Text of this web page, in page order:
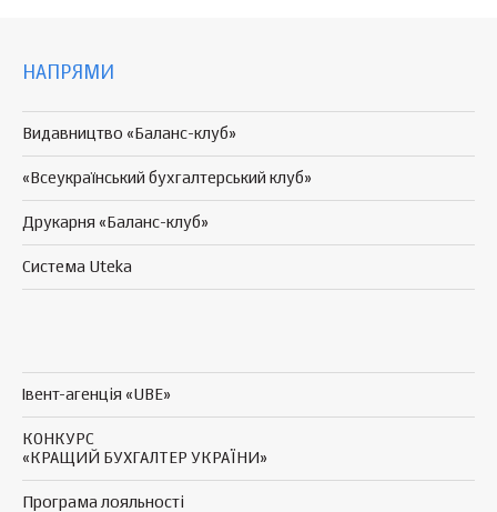
НАПРЯМИ
Видавництво «Баланс-клуб»
«Всеукраїнський бухгалтерський клуб»
Друкарня «Баланс-клуб»
Система Uteka
Івент-агенція «UBE»
КОНКУРС
«КРАЩИЙ БУХГАЛТЕР УКРАЇНИ»
Програма лояльності